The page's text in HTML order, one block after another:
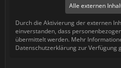
Alle externen
Durch die Aktivierung der externen
einverstanden, dass
übermittelt werden. Mehr
Datenschutzerklärung zur Verfügung